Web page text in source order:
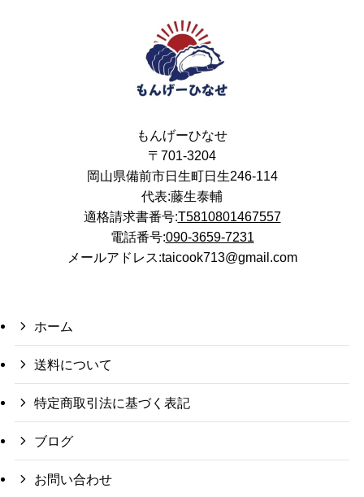
もんげーひなせ
〒701-3204
岡山県備前市日生町日生246-114
代表:藤生泰輔
適格請求書番号:T5810801467557
電話番号:090-3659-7231
メールアドレス:taicook713@gmail.com
ホーム
送料について
特定商取引法に基づく表記
ブログ
お問い合わせ